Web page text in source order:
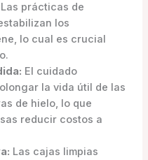
Las prácticas de
los
lo cual es crucial
El cuidado
la vida útil de las
de hielo, lo que
reducir costos a
Las cajas limpias